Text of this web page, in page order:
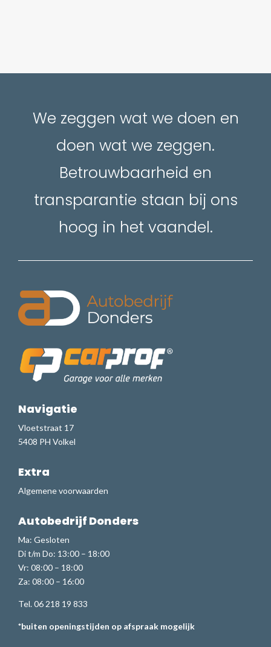
We zeggen wat we doen en
doen wat we zeggen.
Betrouwbaarheid en
transparantie staan bij ons
hoog in het vaandel.
Navigatie
Vloetstraat 17
5408 PH Volkel
Extra
Algemene voorwaarden
Autobedrijf Donders
Ma: Gesloten
Di t/m Do: 13:00 – 18:00
Vr: 08:00 – 18:00
Za: 08:00 – 16:00
Tel. 06 218 19 833
*buiten openingstijden op afspraak mogelijk